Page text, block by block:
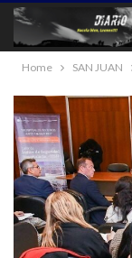
Home SAN JUAN